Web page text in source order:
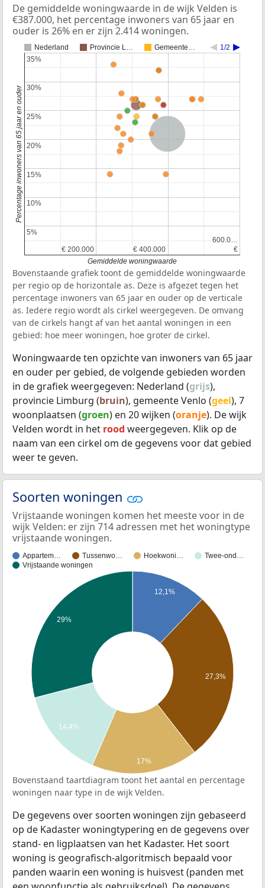
De gemiddelde woningwaarde in de wijk Velden is
€387.000, het percentage inwoners van 65 jaar en
ouder is 26% en er zijn 2.414 woningen.
Nederland Provincie L… Gemeente… 1/2
Nederland
€ 200.000
€ 200.000 € 400.000
€ 400.000 €
€
600.0…
600.0…
5%
5%
10%
10%
15%
15%
20%
20%
25%
25%
30%
30%
35%
35%
Gemiddelde woningwaarde
Percentage inwoners van 65 jaar en ouder
Bovenstaande grafiek toont de gemiddelde woningwaarde
per regio op de horizontale as. Deze is afgezet tegen het
percentage inwoners van 65 jaar en ouder op de verticale
as. Iedere regio wordt als cirkel weergegeven. De omvang
van de cirkels hangt af van het aantal woningen in een
gebied: hoe meer woningen, hoe groter de cirkel.
Woningwaarde ten opzichte van inwoners van 65 jaar
en ouder per gebied, de volgende gebieden worden
in de grafiek weergegeven: Nederland (grijs),
provincie Limburg (bruin), gemeente Venlo (geel), 7
woonplaatsen (groen) en 20 wijken (oranje). De wijk
Velden wordt in het rood weergegeven. Klik op de
naam van een cirkel om de gegevens voor dat gebied
weer te geven.
Soorten woningen
Vrijstaande woningen komen het meeste voor in de
wijk Velden: er zijn 714 adressen met het woningtype
vrijstaande woningen.
Appartem… Tussenwo… Hoekwoni…
Twee-ond…
Vrijstaande woningen
12,1%
27,3%
29%
14,4%
17%
Bovenstaand taartdiagram toont het aantal en percentage
woningen naar type in de wijk Velden.
De gegevens over soorten woningen zijn gebaseerd
op de Kadaster woningtypering en de gegevens over
stand- en ligplaatsen van het Kadaster. Het soort
woning is geografisch-algoritmisch bepaald voor
panden waarin een woning is huisvest (panden met